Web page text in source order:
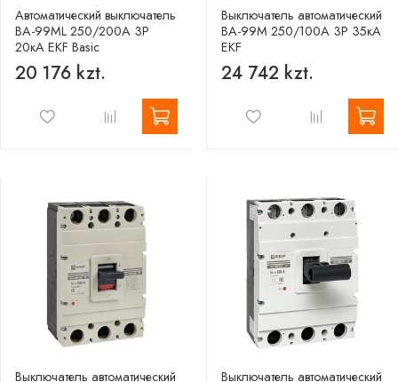
Автоматический выключатель
ВА-99МL 250/200А 3P
20кА EKF Basic
20 176 kzt.
Выключатель автоматический
ВА-99М 250/100А 3P 35кА
EKF
24 742 kzt.
Выключатель автоматический
Выключатель автоматический